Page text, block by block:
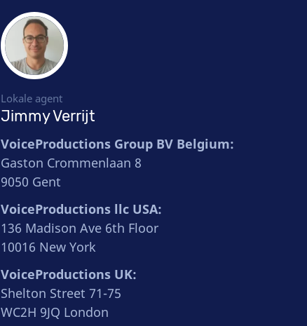
Lokale agent
Jimmy Verrijt
VoiceProductions Group BV Belgium:
Gaston Crommenlaan 8
9050 Gent
VoiceProductions llc USA:
136 Madison Ave 6th Floor
10016 New York
VoiceProductions UK:
Shelton Street 71-75
WC2H 9JQ London